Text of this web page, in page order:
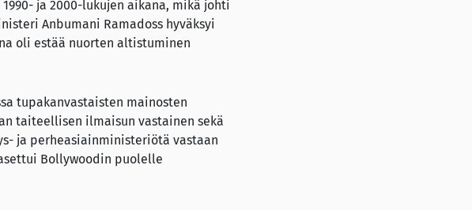
ja 2000-lukujen aikana, mikä johti
Anbumani Ramadoss hyväksyi
oli estää nuorten altistuminen
tupakanvastaisten mainosten
taiteellisen ilmaisun vastainen sekä
ja perheasiainministeriötä vastaan
Bollywoodin puolelle